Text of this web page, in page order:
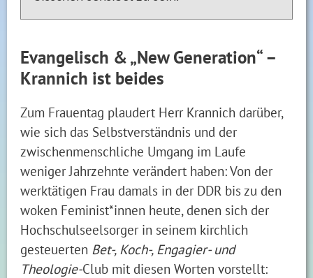
Evangelisch & „New Generation“ –
Krannich ist beides
Zum Frauentag plaudert Herr Krannich darüber,
wie sich das Selbstverständnis und der
zwischenmenschliche Umgang im Laufe
weniger Jahrzehnte verändert haben: Von der
werktätigen Frau damals in der DDR bis zu den
woken Feminist*innen heute, denen sich der
Hochschulseelsorger in seinem kirchlich
gesteuerten Bet-, Koch-, Engagier- und
Theologie-Club mit diesen Worten vorstellt: